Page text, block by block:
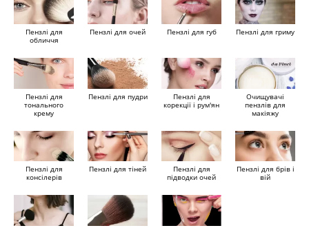
Пензлі для
обличчя
Пензлі для очей Пензлі для губ Пензлі для гриму
Пензлі для
тонального
крему
Пензлі для пудри
Пензлі для
корекції і рум'ян
Очищувачі
пензлів для
макіяжу
Пензлі для
консілерів
Пензлі для тіней
Пензлі для
підводки очей
Пензлі для брів і
вій